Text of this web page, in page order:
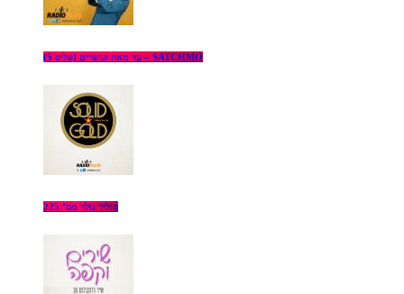
עד מאה ועשרים (פלוס 5) – SATCHMO
סוליד גולד מס’ 225